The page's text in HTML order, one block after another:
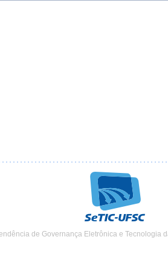
de Governança Eletrônica e Tecnologia